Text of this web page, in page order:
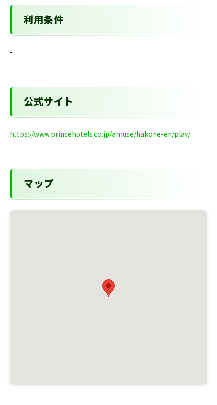
利用条件
-
公式サイト
https://www.princehotels.co.jp/amuse/hakone-en/play/
マップ